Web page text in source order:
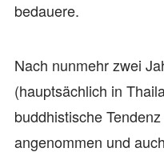
bedauere.
Nach nunmehr zwei
(hauptsächlich in
buddhistische
angenommen und